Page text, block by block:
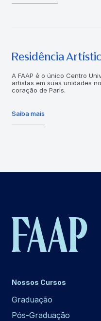
Residência
A FAAP é o único Centro
artistas em suas unidades
coração de Paris.
Saiba mais
Nossos Cursos
Graduação
Pós-Graduação